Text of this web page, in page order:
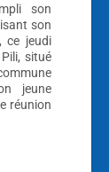
son
son
ce jeudi
situé
jeune
réunion